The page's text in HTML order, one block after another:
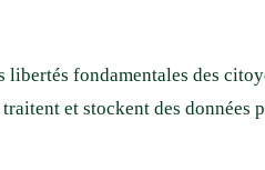
libertés fondamentales des
et stockent des données